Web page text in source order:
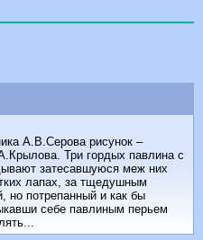
А.В.Серова рисунок –
Три гордых павлина с
затесавшуюся меж них
лапах, за тщедушным
но потрепанный и как бы
себе павлиным перьем